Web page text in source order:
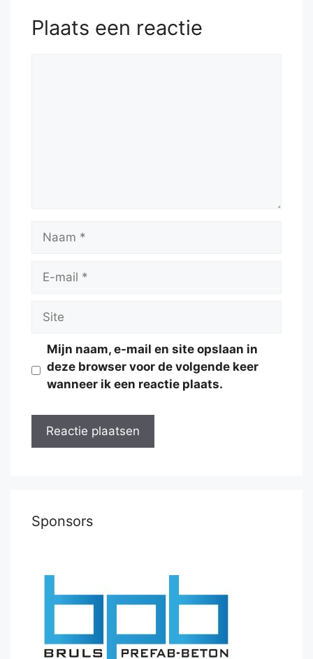
Plaats een reactie
Naam
Site
Mijn naam, e-mail en site opslaan in
deze browser voor de volgende keer
wanneer ik een reactie plaats.
Sponsors